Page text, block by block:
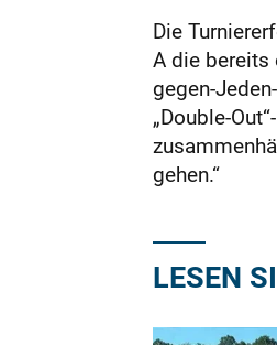
Die
A die bereits
gegen-
„Double-
gehen.“
LESEN